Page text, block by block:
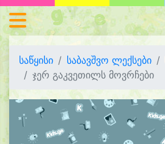
საწყისი საბავშვო ლექსები
ჯერ გაკვეთილს მოვრჩები